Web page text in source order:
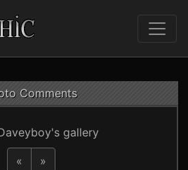
Comments
gallery
« »